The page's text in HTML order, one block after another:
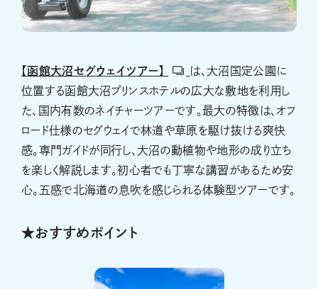
【函館大沼セグウェイツアー】
は、大沼国定公園に
位置する函館大沼プリンスホテルの広大な敷地を利用し
た、国内有数のネイチャーツアーです。最大の特徴は、オフ
ロード仕様のセグウェイで林道や草原を駆け抜ける爽快
感。専門ガイドが同行し、大沼の動植物や地形の成り立ち
を楽しく解説します。初心者でも丁寧な講習があるため安
心。五感で北海道の息吹を感じられる体験型ツアーです。
★おすすめポイント